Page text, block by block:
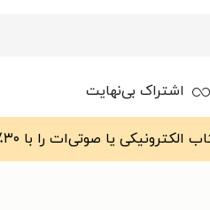
اشتراک بی‌نهایت